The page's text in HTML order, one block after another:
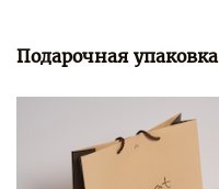
Подарочная упаковка